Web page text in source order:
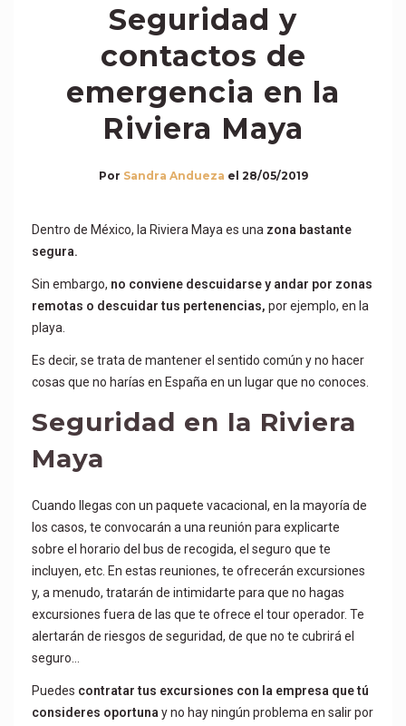
Seguridad y
contactos de
emergencia en la
Riviera Maya
Por Sandra Andueza el 28/05/2019
Dentro de México, la Riviera Maya es una zona bastante
segura.
Sin embargo, no conviene descuidarse y andar por zonas
remotas o descuidar tus pertenencias, por ejemplo, en la
playa.
Es decir, se trata de mantener el sentido común y no hacer
cosas que no harías en España en un lugar que no conoces.
Seguridad en la Riviera
Maya
Cuando llegas con un paquete vacacional, en la mayoría de
los casos, te convocarán a una reunión para explicarte
sobre el horario del bus de recogida, el seguro que te
incluyen, etc. En estas reuniones, te ofrecerán excursiones
y, a menudo, tratarán de intimidarte para que no hagas
excursiones fuera de las que te ofrece el tour operador. Te
alertarán de riesgos de seguridad, de que no te cubrirá el
seguro…
Puedes contratar tus excursiones con la empresa que tú
consideres oportuna y no hay ningún problema en salir por